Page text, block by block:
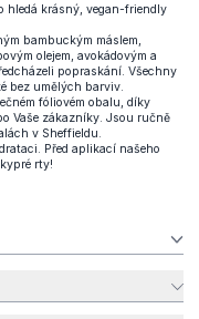
hledá krásný, vegan-friendly
bambuckým máslem,
olejem, avokádovým a
popraskání. Všechny
bez umělých barviv.
fóliovém obalu, díky
Vaše zákazníky. Jsou ručně
v Sheffieldu.
Před aplikací našeho
rty!